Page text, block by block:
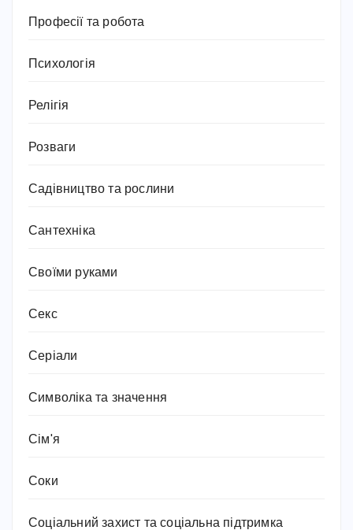
Професії та робота
Психологія
Релігія
Розваги
Садівництво та рослини
Сантехніка
Своїми руками
Секс
Серіали
Символіка та значення
Сім'я
Соки
Соціальний захист та соціальна підтримка